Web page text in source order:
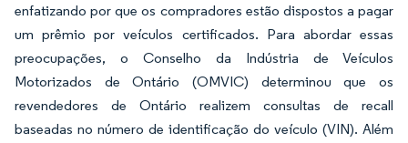
enfatizando por que os compradores estão dispostos a pagar
um prêmio por veículos certificados. Para abordar essas
preocupações, o Conselho da Indústria de Veículos
Motorizados de Ontário (OMVIC) determinou que os
revendedores de Ontário realizem consultas de recall
baseadas no número de identificação do veículo (VIN). Além